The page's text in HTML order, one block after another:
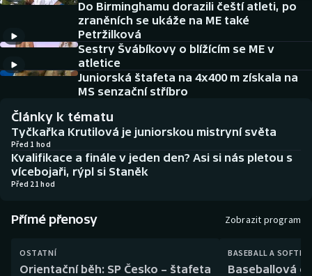
DALŠÍ SPORTY
Americký fotbal
Baseball a softbal
Basketbal
Biatlon
Boby a skeleton
Box
Curling
NEPŘEHLÉDNĚTE
Soutěže
Historické návraty
Aplikace ČT sport
AZ kvíz
Do Birminghamu dorazili čeští atleti, po
zraněních se ukáže na ME také
Petržilková
Sestry Švábíkovy o blížícím se ME v
atletice
Juniorská štafeta na 4x400 m získala na
MS senzační stříbro
Články k tématu
Tyčkařka Krutilová je juniorskou mistryní světa
Před 1 hod
Kvalifikace a finále v jeden den? Asi si nás pletou s
vícebojaři, rýpl si Staněk
Před 21 hod
Přímé přenosy Zobrazit program
OSTATNÍ
Orientační běh: SP Česko – štafeta
BASEBALL A
Baseballová